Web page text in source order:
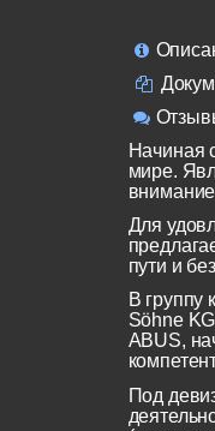
Начиная
мире.
Для
пути и
В группу
Söhne
ABUS,
Под